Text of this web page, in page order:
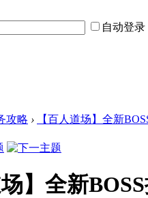
自动登录
攻略 ›
【百人道场】全新
场】全新